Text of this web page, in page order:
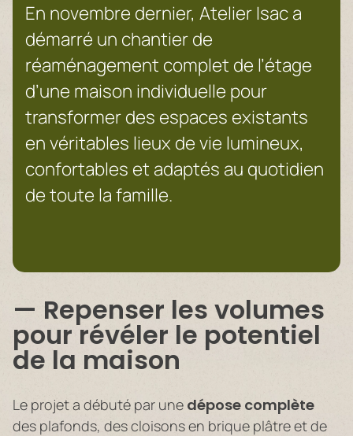
En novembre dernier, Atelier Isac a
démarré un chantier de
réaménagement complet de l’étage
d’une maison individuelle pour
transformer des espaces existants
en véritables lieux de vie lumineux,
confortables et adaptés au quotidien
de toute la famille.
Repenser les volumes
pour révéler le potentiel
de la maison
Le projet a débuté par une dépose complète
des plafonds, des cloisons en brique plâtre et de